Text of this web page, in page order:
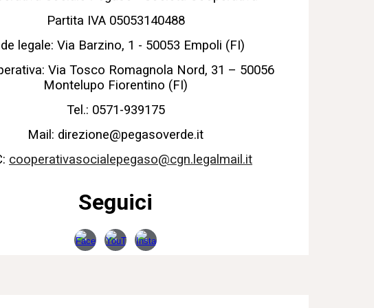
Partita IVA 05053140488
legale: Via Barzino, 1 - 50053 Empoli (FI)
Via Tosco Romagnola Nord, 31 – 50056
Montelupo Fiorentino (FI)
Tel.: 0571-939175
Mail: direzione@pegasoverde.it
cooperativasocialepegaso@cgn.legalmail.it
Seguici